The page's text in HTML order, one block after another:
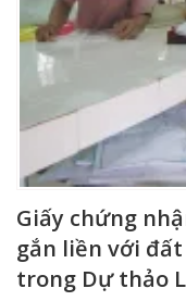
Giấy chứng
gắn liền với
trong Dự thảo